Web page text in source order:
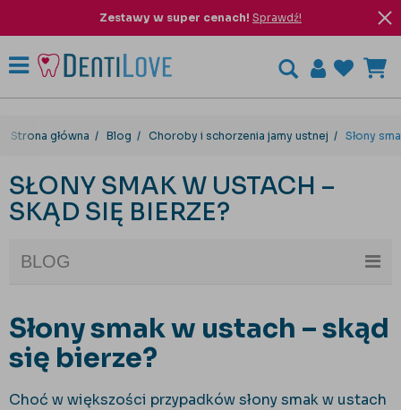
Zestawy w super cenach! Sprawdź!
Strona główna Blog Choroby i schorzenia jamy ustnej Słony
SŁONY SMAK W USTACH –
SKĄD SIĘ BIERZE?
BLOG
Słony smak w ustach – skąd
się bierze?
Choć w większości przypadków słony smak w ustach